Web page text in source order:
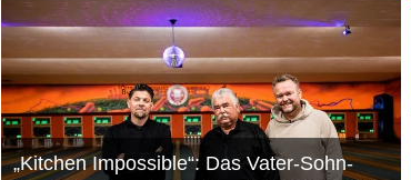
„Kitchen Impossible“: Das Vater-Sohn-